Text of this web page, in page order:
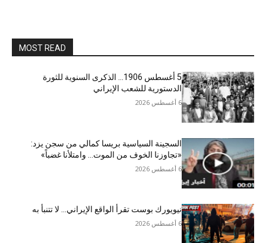
MOST READ
5 أغسطس 1906… الذكرى السنوية للثورة
الدستورية للشعب الإيراني
6 أغسطس 2026
السجينة السياسية بريسا كمالي من سجن يزد:
«تجاوزنا الخوف من الموت… وامتلأنا غضباً»
6 أغسطس 2026
نيويورك بوست تقرأ الواقع الإيراني… لا تتنبأ به
6 أغسطس 2026